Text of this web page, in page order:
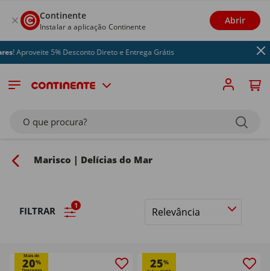
Continente
Instalar a aplicação Continente
Abrir
! Aproveite 5% Desconto Direto e Entrega Grátis
O que procura?
Marisco | Delícias do Mar
FILTRAR 1
Ordenar
Mais de
20% 25%